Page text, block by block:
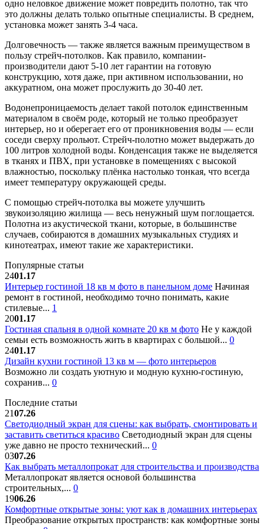
одно неловкое движение может повредить полотно, так что
это должны делать только опытные специалисты. В среднем,
установка может занять 3-4 часа.
Долговечность — также является важным преимуществом в
пользу стрейч-потолков. Как правило, компании-
производители дают 5-10 лет гарантии на готовую
конструкцию, хотя даже, при активном использовании, но
аккуратном, она может прослужить до 30-40 лет.
Водонепроницаемость делает такой потолок единственным
материалом в своём роде, который не только преобразует
интерьер, но и оберегает его от проникновения воды — если
соседи сверху прольют. Стрейч-полотно может выдержать до
100 литров холодной воды. Конденсация также не выделяется
в тканях и ПВХ, при установке в помещениях с высокой
влажностью, поскольку плёнка настолько тонкая, что всегда
имеет температуру окружающей среды.
С помощью стрейч-потолка вы можете улучшить
звукоизоляцию жилища — весь ненужный шум поглощается.
Полотна из акустической ткани, которые, в большинстве
случаев, собираются в домашних музыкальных студиях и
кинотеатрах, имеют такие же характеристики.
Популярные статьи
2401.17
Интерьер гостиной 18 кв м фото в панельном доме Начиная
ремонт в гостиной, необходимо точно понимать, какие
стилевые... 1
2001.17
Гостиная спальня в одной комнате 20 кв м фото Не у каждой
семьи есть возможность жить в квартирах с большой... 0
2401.17
Дизайн кухни гостиной 13 кв м — фото интерьеров
Возможно ли создать уютную и модную кухню-гостиную,
сохранив... 0
Последние статьи
2107.26
Светодиодный экран для сцены: как выбрать, смонтировать и
заставить светиться красиво Светодиодный экран для сцены
уже давно не просто технический... 0
0307.26
Как выбрать металлопрокат для строительства и производства
Металлопрокат является основой большинства
строительных,... 0
1906.26
Комфортные открытые зоны: уют как в домашних интерьерах
Преобразование открытых пространств: как комфортные зоны